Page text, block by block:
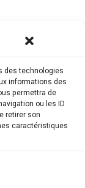
des technologies
informations des
permettra de
ou les ID
retirer son
caractéristiques
réservés.